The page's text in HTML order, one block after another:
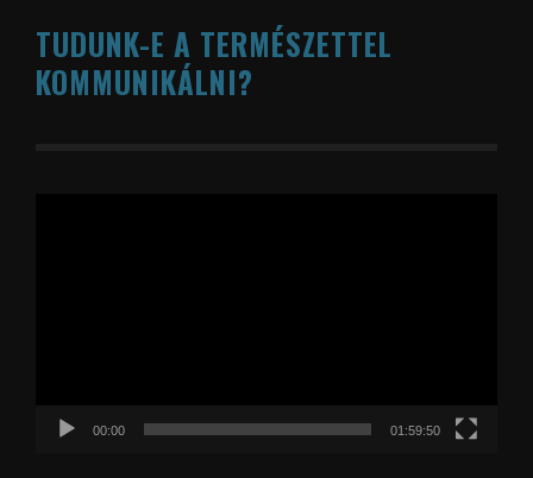
TUDUNK-E A TERMÉSZETTEL
KOMMUNIKÁLNI?
00:00 01:59:50